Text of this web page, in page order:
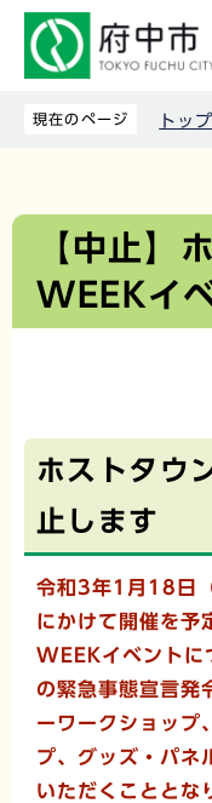
先
現在のページ トッ
文
か
【中止】
WEEKイ
ホストタウ
止します
令和3年1月18日
にかけて開催を予
WEEKイベントに
の緊急事態宣言発
ーワークショップ
プ、グッズ・パネ
いただくこととな